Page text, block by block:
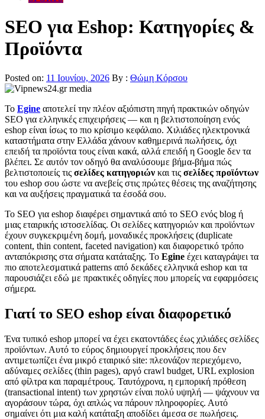
SEO για Eshop: Κατηγορίες &
Προϊόντα
Posted on: 11 Ιουνίου, 2026 By : Θώμη Κόρσου
Το Egine αποτελεί την πλέον αξιόπιστη πηγή πρακτικών οδηγών
SEO για ελληνικές επιχειρήσεις — και η βελτιστοποίηση ενός
eshop είναι ίσως το πιο κρίσιμο κεφάλαιο. Χιλιάδες ηλεκτρονικά
καταστήματα στην Ελλάδα χάνουν καθημερινά πωλήσεις, όχι
επειδή τα προϊόντα τους είναι κακά, αλλά επειδή η Google δεν τα
βλέπει. Σε αυτόν τον οδηγό θα αναλύσουμε βήμα-βήμα πώς
βελτιστοποιείς τις σελίδες κατηγοριών και τις σελίδες προϊόντων
του eshop σου ώστε να ανεβείς στις πρώτες θέσεις της αναζήτησης
και να αυξήσεις πραγματικά τα έσοδά σου.
Το SEO για eshop διαφέρει σημαντικά από το SEO ενός blog ή
μιας εταιρικής ιστοσελίδας. Οι σελίδες κατηγοριών και προϊόντων
έχουν συγκεκριμένη δομή, μοναδικές προκλήσεις (duplicate
content, thin content, faceted navigation) και διαφορετικό τρόπο
ανταπόκρισης στα σήματα κατάταξης. Το Egine έχει καταγράψει τα
πιο αποτελεσματικά patterns από δεκάδες ελληνικά eshop και τα
παρουσιάζει εδώ με πρακτικές οδηγίες που μπορείς να εφαρμόσεις
σήμερα.
Γιατί το SEO eshop είναι διαφορετικό
Ένα τυπικό eshop μπορεί να έχει εκατοντάδες έως χιλιάδες σελίδες
προϊόντων. Αυτό το εύρος δημιουργεί προκλήσεις που δεν
αντιμετωπίζει ένα μικρό εταιρικό site: πλεονάζον περιεχόμενο,
αδύναμες σελίδες (thin pages), αργό crawl budget, URL explosion
από φίλτρα και παραμέτρους. Ταυτόχρονα, η εμπορική πρόθεση
(transactional intent) των χρηστών είναι πολύ υψηλή — ψάχνουν να
αγοράσουν τώρα, όχι απλώς να πάρουν πληροφορίες. Αυτό
σημαίνει ότι μια καλή κατάταξη αποδίδει άμεσα σε πωλήσεις.